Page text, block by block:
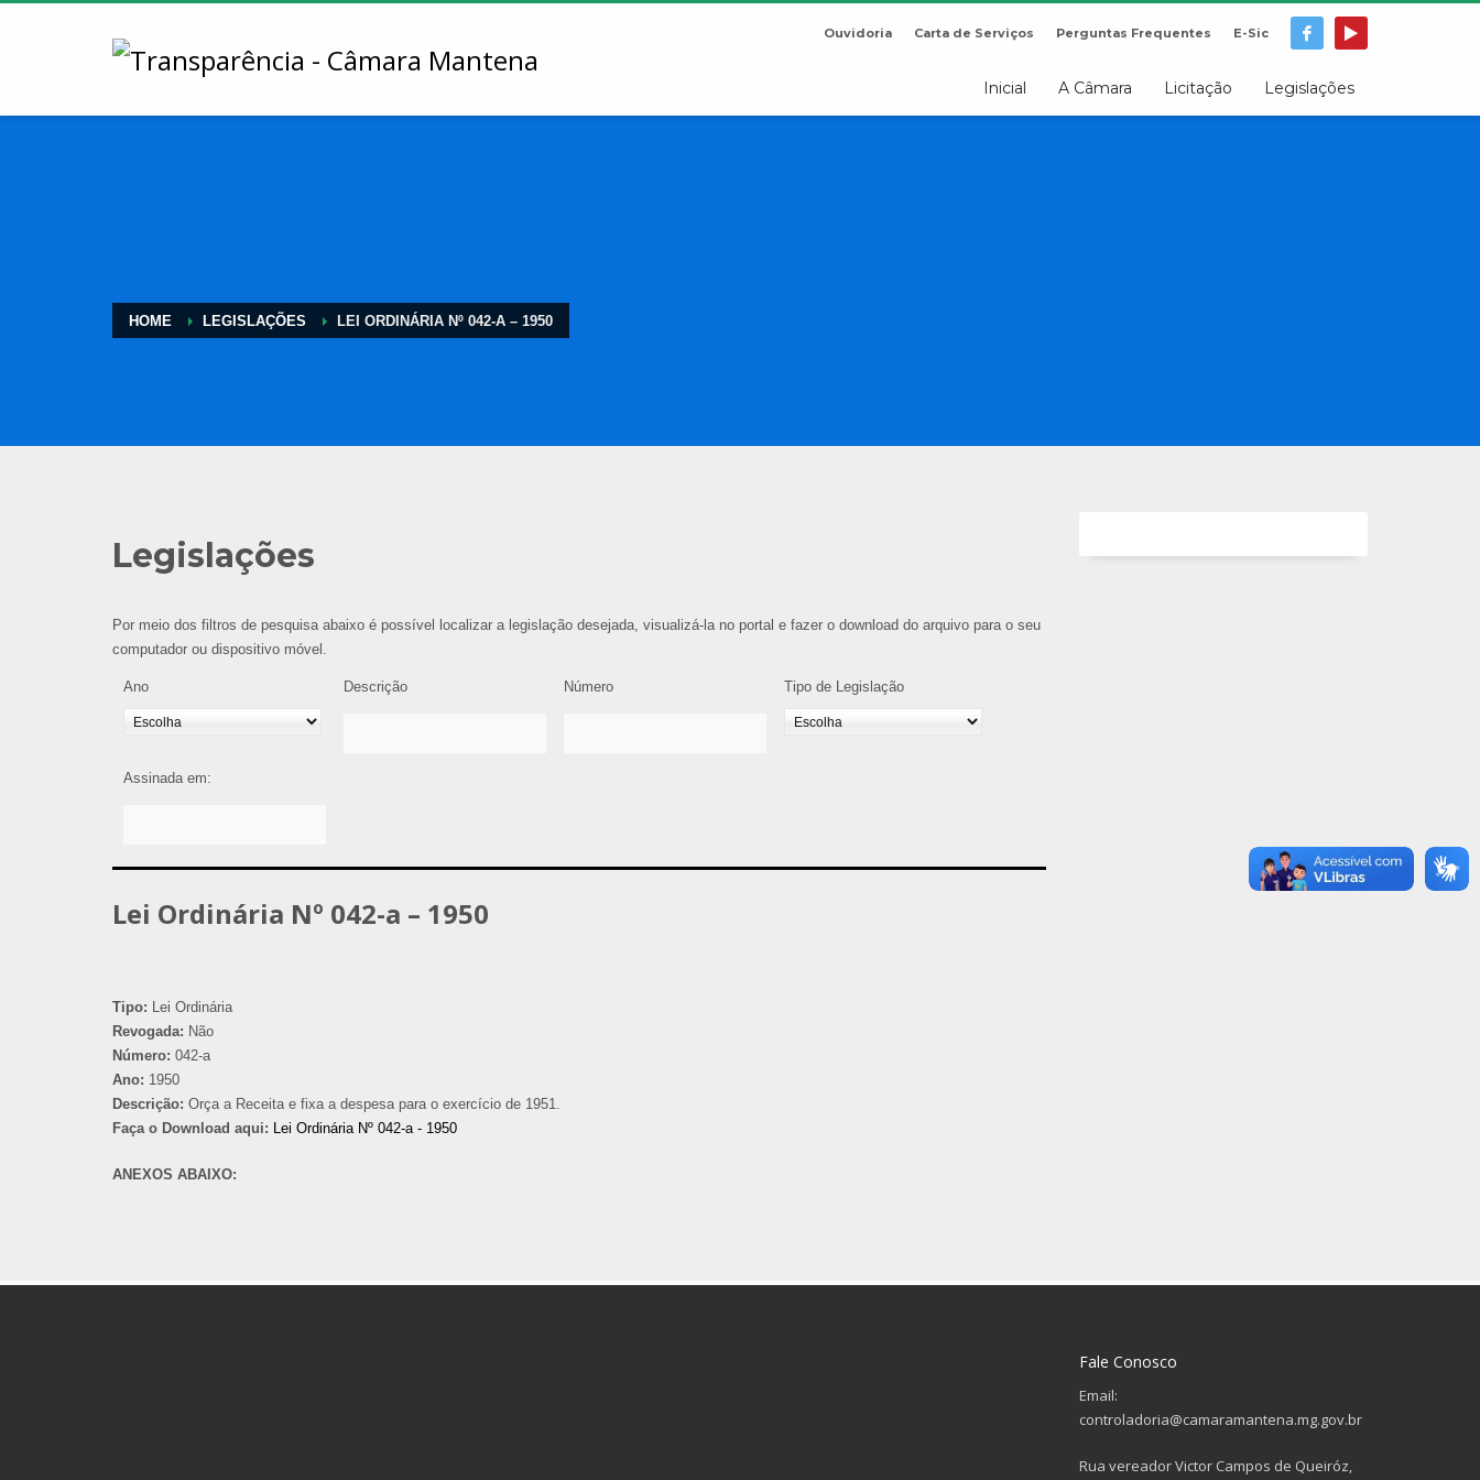
Ouvidoria Carta de Serviços Perguntas Frequentes E-Sic
Inicial A Câmara Licitação Legislações
HOME LEGISLAÇÕES LEI ORDINÁRIA Nº 042-A – 1950
Legislações
Por meio dos filtros de pesquisa abaixo é possível localizar a legislação desejada, visualizá-la no portal e fazer o download do arquivo para o seu
computador ou dispositivo móvel.
Ano Descrição Número Tipo de Legislação
Assinada em:
Lei Ordinária Nº 042-a – 1950
Tipo: Lei Ordinária
Revogada: Não
Número: 042-a
Ano: 1950
Descrição: Orça a Receita e fixa a despesa para o exercício de 1951.
Faça o Download aqui: Lei Ordinária Nº 042-a - 1950
ANEXOS ABAIXO:
Fale Conosco
Email:
controladoria@camaramantena.mg.gov.br
Rua vereador Victor Campos de Queiróz,